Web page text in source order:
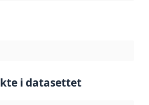
i datasettet